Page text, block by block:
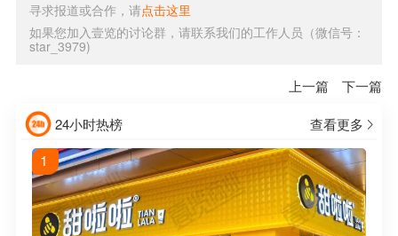
寻求报道或合作，请点击这里
如果您加入壹览的讨论群，请联系我们的工作人员（微信号：
star_3979)
上一篇 下一篇
24小时热榜 查看更多
1